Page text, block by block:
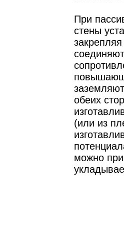
При
стены
обеих
(или из
можно